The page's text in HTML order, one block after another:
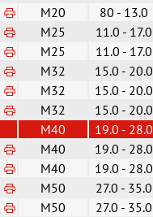
M20 80 - 13.0
M25 11.0 - 17.0
M25 11.0 - 17.0
M32 15.0 - 20.0
M32 15.0 - 20.0
M32 15.0 - 20.0
M40 19.0 - 28.0
M40 19.0 - 28.0
M40 19.0 - 28.0
M50 27.0 - 35.0
M50 27.0 - 35.0